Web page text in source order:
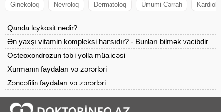
Ginekoloq Nevroloq Dermatoloq Ümumi Cərrah
Qanda leykosit nədir?
Ən yaxşı vitamin kompleksi hansıdır? - Bunları bilmək vacibdir
Osteoxondrozun təbii yolla müalicəsi
Xurmanın faydaları və zərərləri
Zəncəfilin faydaları və zərərləri